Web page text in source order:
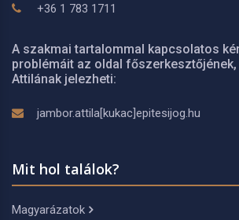
+36 1 783 1711
A szakmai tartalommal kapcsolatos
problémáit az oldal
Attilának jelezheti:
jambor.attila[kukac]epitesijog.hu
Mit hol találok?
Magyarázatok